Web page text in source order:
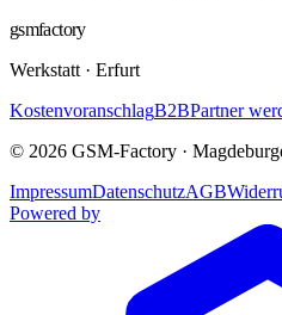
gsmfactory
Werkstatt · Erfurt
KostenvoranschlagB2BPartner
© 2026 GSM-Factory ·
ImpressumDatenschutzAGB
Powered by